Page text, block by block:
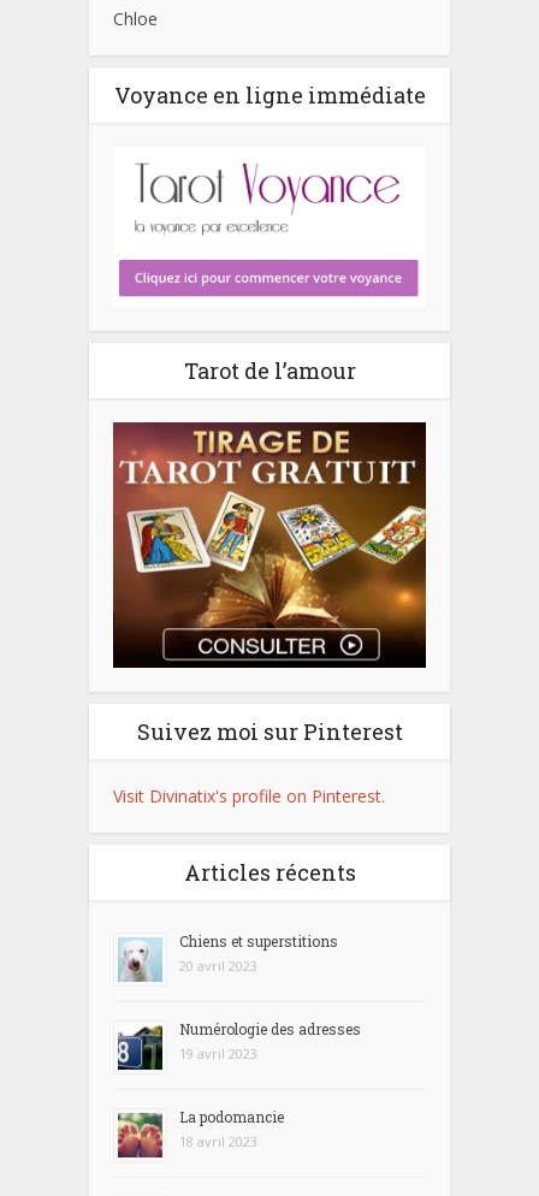
Chloe
Voyance en ligne immédiate
Tarot de l’amour
Suivez moi sur Pinterest
Visit Divinatix's profile on Pinterest.
Articles récents
Chiens et superstitions
20 avril 2023
Numérologie des adresses
19 avril 2023
La podomancie
18 avril 2023